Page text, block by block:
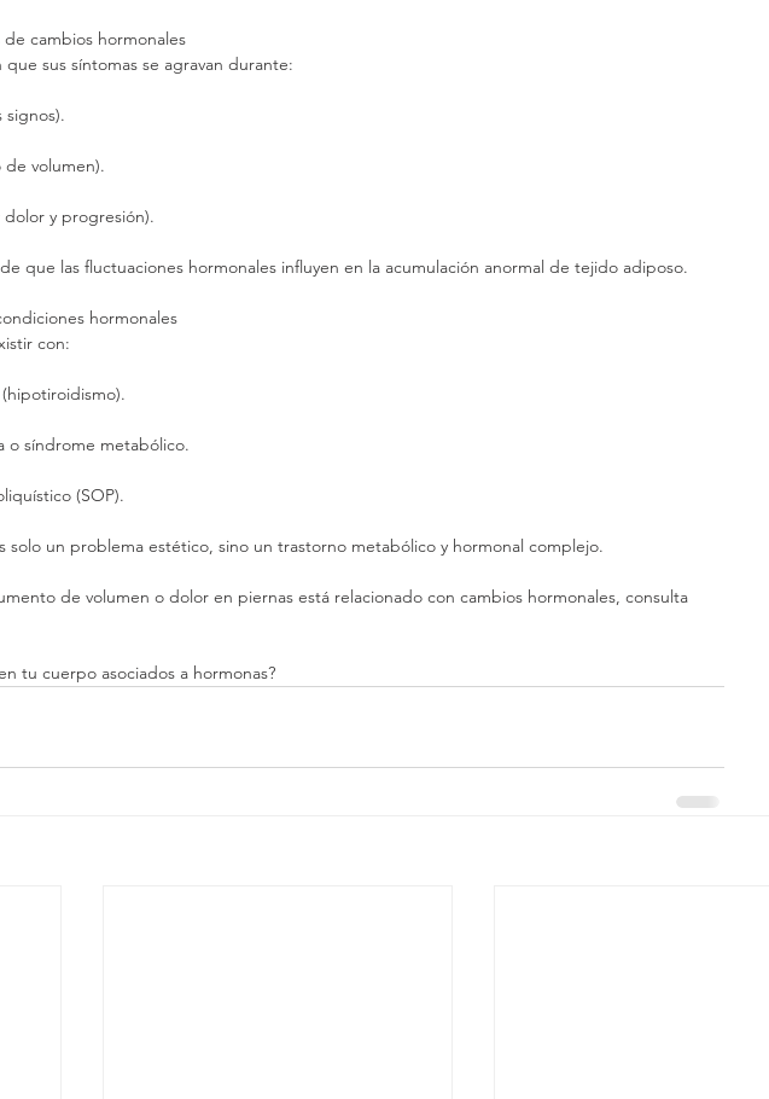
cambios hormonales
sus síntomas se agravan durante:
de volumen).
dolor y progresión).
que las fluctuaciones hormonales influyen en la acumulación anormal de tejido adiposo.
hormonales
con:
o síndrome metabólico.
(SOP).
solo un problema estético, sino un trastorno metabólico y hormonal complejo.
de volumen o dolor en piernas está relacionado con cambios hormonales, consulta
tu cuerpo asociados a hormonas?